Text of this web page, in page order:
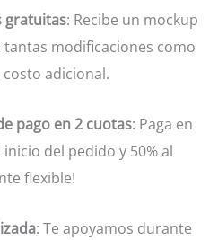
gratuitas: Recibe un mockup
tantas modificaciones como
adicional.
pago en 2 cuotas: Paga en
del pedido y 50% al
flexible!
: Te apoyamos durante